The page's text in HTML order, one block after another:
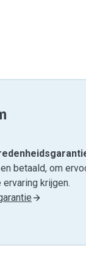
betaald, om
krijgen.